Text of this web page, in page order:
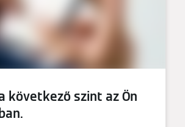
következő szint az Ön